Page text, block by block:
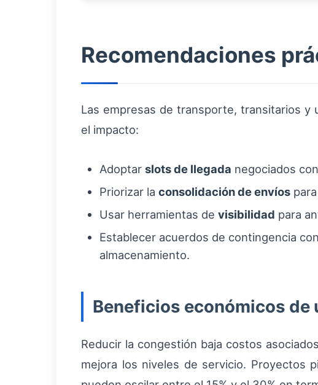
Recomendaciones
Las empresas de transporte, transitarios y
el impacto:
Adoptar slots de llegada negociados
Priorizar la consolidación de envíos
Usar herramientas de visibilidad para
Establecer acuerdos de contingencia
almacenamiento.
Beneficios económicos de
Reducir la congestión baja costos
mejora los niveles de servicio. Proyectos